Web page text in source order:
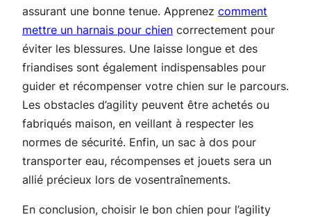
assurant une bonne tenue. Apprenez comment
mettre un harnais pour chien correctement pour
éviter les blessures. Une laisse longue et des
friandises sont également indispensables pour
guider et récompenser votre chien sur le parcours.
Les obstacles d’agility peuvent être achetés ou
fabriqués maison, en veillant à respecter les
normes de sécurité. Enfin, un sac à dos pour
transporter eau, récompenses et jouets sera un
allié précieux lors de vosentraînements.
En conclusion, choisir le bon chien pour l’agility